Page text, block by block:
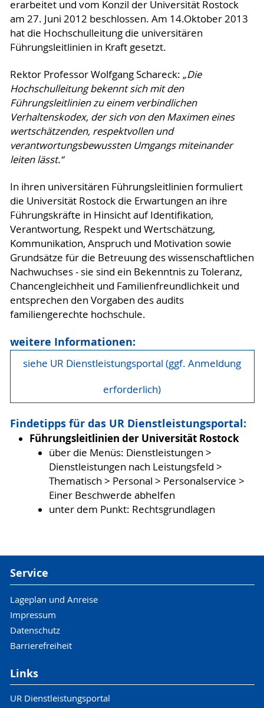
erarbeitet und vom Konzil der Universität Rostock
am 27. Juni 2012 beschlossen. Am 14.Oktober 2013
hat die Hochschulleitung die universitären
Führungsleitlinien in Kraft gesetzt.
Rektor Professor Wolfgang Schareck: „Die
Hochschulleitung bekennt sich mit den
Führungsleitlinien zu einem verbindlichen
Verhaltenskodex, der sich von den Maximen eines
wertschätzenden, respektvollen und
verantwortungsbewussten Umgangs miteinander
leiten lässt.“
In ihren universitären Führungsleitlinien formuliert
die Universität Rostock die Erwartungen an ihre
Führungskräfte in Hinsicht auf Identifikation,
Verantwortung, Respekt und Wertschätzung,
Kommunikation, Anspruch und Motivation sowie
Grundsätze für die Betreuung des wissenschaftlichen
Nachwuchses - sie sind ein Bekenntnis zu Toleranz,
Chancengleichheit und Familienfreundlichkeit und
entsprechen den Vorgaben des audits
familiengerechte hochschule.
weitere Informationen:
siehe UR Dienstleistungsportal (ggf. Anmeldung
erforderlich)
Findetipps für das UR Dienstleistungsportal:
Führungsleitlinien der Universität Rostock
über die Menüs: Dienstleistungen >
Dienstleistungen nach Leistungsfeld >
Thematisch > Personal > Personalservice >
Einer Beschwerde abhelfen
unter dem Punkt: Rechtsgrundlagen
Service
Lageplan und Anreise
Impressum
Datenschutz
Barrierefreiheit
Links
UR Dienstleistungsportal